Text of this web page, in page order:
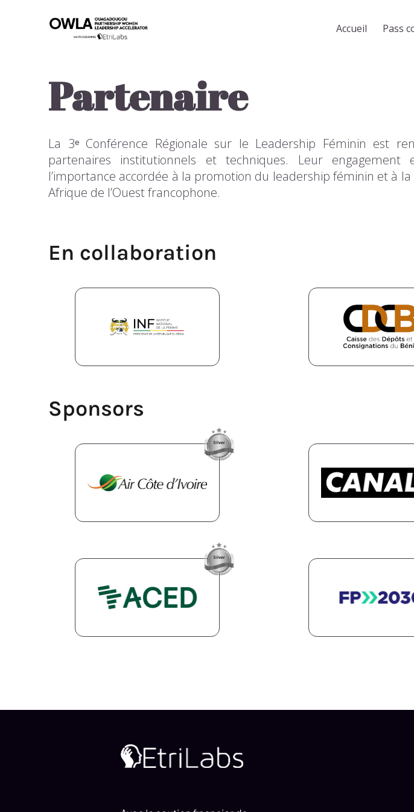
Accueil Pass
Partenaire
La 3ᵉ Conférence Régionale sur le Leadership Féminin est
partenaires institutionnels et techniques. Leur
l’importance accordée à la promotion du leadership féminin et à
Afrique de l’Ouest francophone.
En collaboration
Sponsors